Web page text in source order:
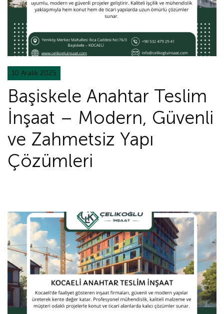
10 Aralık 2025
Başiskele Anahtar Teslim
İnşaat – Modern, Güvenli
ve Zahmetsiz Yapı
Çözümleri